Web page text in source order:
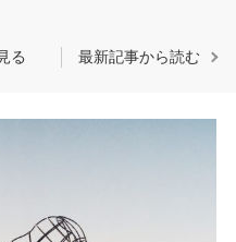
る 最新記事から読む